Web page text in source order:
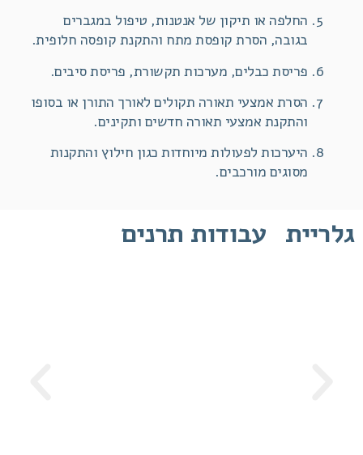
החלפה או תיקון של אנטנות, טיפול במגברים
בגובה, הסרת קופסת מתח והתקנת קופסה חלופית.
פריסת כבלים, מערכות תקשורת, פריסת סיבים.
הסרת אמצעי תאורה תקולים לאורך התורן או בסופו
והתקנת אמצעי תאורה חדשים ותקינים.
היערכות לפעולות מיוחדות כגון חילוץ והתקנות
מסוגים מורכבים.
גלריית עבודות תרנים